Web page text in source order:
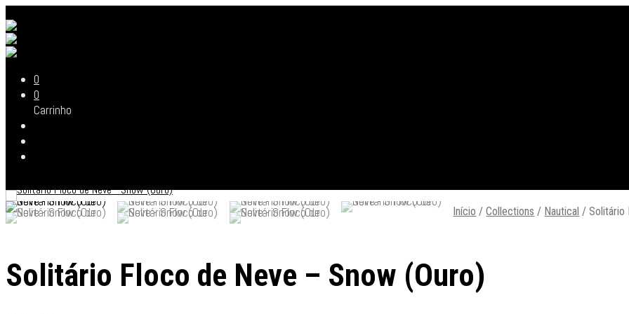
0
0
Carrinho
Início / Collections / Nautical / Solitário
Solitário Floco de Neve – Snow (Ouro)